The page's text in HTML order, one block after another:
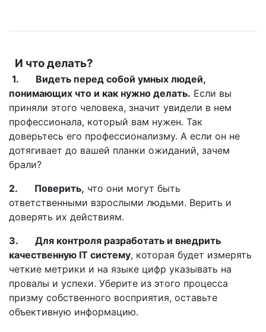
И что делать?
1. Видеть перед собой умных людей,
понимающих что и как нужно делать. Если вы
приняли этого человека, значит увидели в нем
профессионала, который вам нужен. Так
доверьтесь его профессионализму. А если он не
дотягивает до вашей планки ожиданий, зачем
брали?
2. Поверить, что они могут быть
ответственными взрослыми людьми. Верить и
доверять их действиям.
3. Для контроля разработать и внедрить
качественную IT систему, которая будет измерять
четкие метрики и на языке цифр указывать на
провалы и успехи. Уберите из этого процесса
призму собственного восприятия, оставьте
объективную информацию.